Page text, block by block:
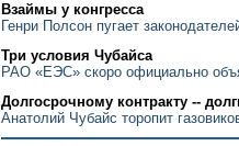
Взаймы у конгресса
Генри Полсон пугает
Три условия Чубайса
РАО «ЕЭС» скоро официально
Долгосрочному контракту --
Анатолий Чубайс торопит